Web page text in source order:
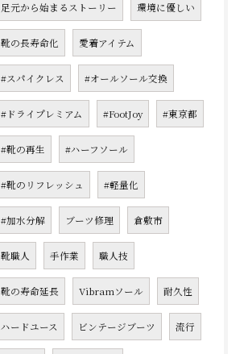
足元から始まるストーリー 環境に優しい
靴の長寿命化 愛着アイテム
#スパイクレス #オールソール交換
#ドライプレミアム #FootJoy #東京都
#靴の再生 #ハーフソール
#靴のリフレッシュ #軽量化
#加水分解 ブーツ修理 倉敷市
靴職人 手作業 職人技
靴の寿命延長 Vibramソール 耐久性
ハードユース ビンテージブーツ 流行